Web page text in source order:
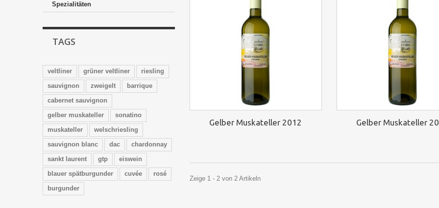
Spezialitäten
TAGS
veltliner grüner veltliner
riesling
sauvignon
zweigelt
barrique
cabernet sauvignon
gelber muskateller
sonatino
muskateller
welschriesling
sauvignon blanc
dac
chardonnay
sankt laurent
gtp
eiswein
blauer spätburgunder
cuvée
rosé
burgunder
Gelber Muskateller 2012 Gelber Muskateller
Zeige 1 - 2 von 2 Artikeln